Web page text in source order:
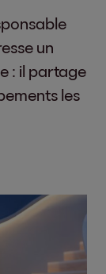
un
: il partage
les